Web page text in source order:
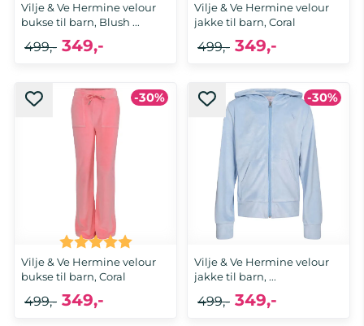
Vilje & Ve Hermine velour
bukse til barn, Blush ...
349,-
499,-
Vilje & Ve Hermine velour
jakke til barn, Coral
349,-
499,-
-30%
Vilje & Ve Hermine velour
bukse til barn, Coral
349,-
499,-
Karakter: 5.0 av 5 mulige
-30%
Vilje & Ve Hermine velour
jakke til barn, ...
349,-
499,-